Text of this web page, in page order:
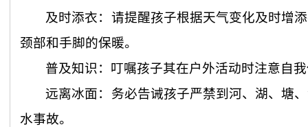
及时添衣：请提醒孩子根据天气变化及时增
颈部和手脚的保暖。
普及知识：叮嘱孩子其在户外活动时注意自
远离冰面：务必告诫孩子严禁到河、湖、塘
水事故。